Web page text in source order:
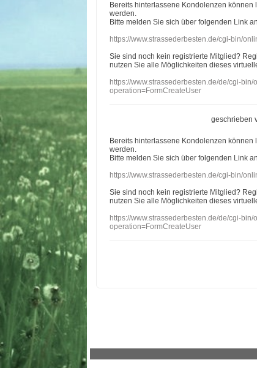
Bereits hinterlassene Kondolenzen
werden.
Bitte melden Sie sich über folgenden Link
https://www.strassederbesten.de/cgi-bin/
Sie sind noch kein registrierte Mitglied?
nutzen Sie alle Möglichkeiten dieses
https://www.strassederbesten.de/de/cgi-
operation=FormCreateUser
geschrieben
Bereits hinterlassene Kondolenzen
werden.
Bitte melden Sie sich über folgenden Link
https://www.strassederbesten.de/cgi-bin/
Sie sind noch kein registrierte Mitglied?
nutzen Sie alle Möglichkeiten dieses
https://www.strassederbesten.de/de/cgi-
operation=FormCreateUser